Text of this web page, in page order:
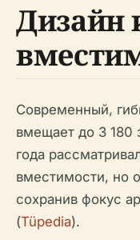
Дизайн
Современный,
вмещает до 3 180
года
вместимости, но
сохранив фокус
(Tüpedia).